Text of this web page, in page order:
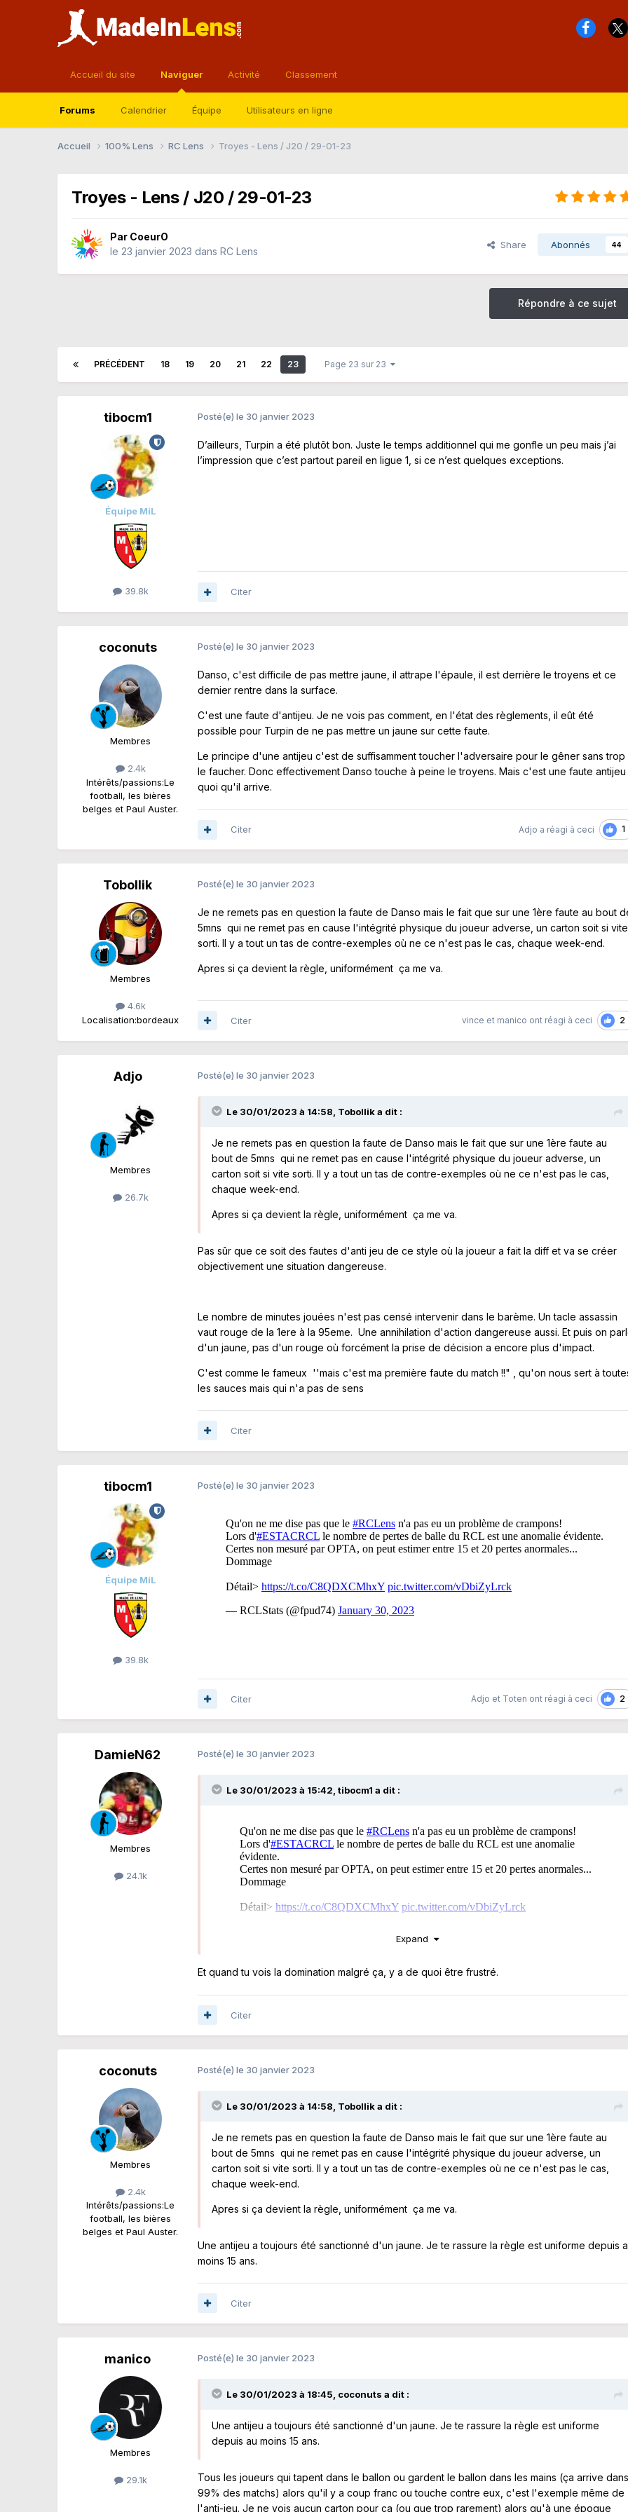
Accueil du site Naviguer
Forums Calendrier Équipe Utilisateurs en ligne
Activité Classement
Accueil 100% Lens RC Lens Troyes - Lens / J20 / 29-01-23
Troyes - Lens / J20 / 29-01-23
Par CoeurO
le 23 janvier 2023 dansRC Lens
Share Abonnés 44
Répondre à ce sujet
PRÉCÉDENT 18 19 20 21 22 23 Page 23 sur 23
tibocm1
Équipe MiL
39.8k
Posté(e)le 30 janvier 2023
D’ailleurs, Turpin a été plutôt bon. Juste le temps additionnel qui me gonfle un peu mais j’ai
l’impression que c’est partout pareil en ligue 1, si ce n’est quelques exceptions.
Citer
coconuts
Membres
2.4k
Intérêts/passions:Le
football, les bières
belges et Paul Auster.
Posté(e)le 30 janvier 2023
Danso, c'est difficile de pas mettre jaune, il attrape l'épaule, il est derrière le troyens et ce
dernier rentre dans la surface.
C'est une faute d'antijeu. Je ne vois pas comment, en l'état des règlements, il eût été
possible pour Turpin de ne pas mettre un jaune sur cette faute.
Le principe d'une antijeu c'est de suffisamment toucher l'adversaire pour le gêner sans trop
le faucher. Donc effectivement Danso touche à peine le troyens. Mais c'est une faute antijeu
quoi qu'il arrive.
Adjo a réagi à ceci 1
Citer
Tobollik
Membres
4.6k
Localisation:bordeaux
Posté(e)le 30 janvier 2023
Je ne remets pas en question la faute de Danso mais le fait que sur une 1ère faute au bout
5mns qui ne remet pas en cause l'intégrité physique du joueur adverse, un carton soit si vite
sorti. Il y a tout un tas de contre-exemples où ne ce n'est pas le cas, chaque week-end.
Apres si ça devient la règle, uniformément ça me va.
vince et manico ont réagi à ceci 2
Citer
Adjo
Membres
26.7k
Posté(e)le 30 janvier 2023
Le 30/01/2023 à 14:58, Tobollika dit :
Je ne remets pas en question la faute de Danso mais le fait que sur une 1ère faute au
bout de 5mns qui ne remet pas en cause l'intégrité physique du joueur adverse, un
carton soit si vite sorti. Il y a tout un tas de contre-exemples où ne ce n'est pas le cas,
chaque week-end.
Apres si ça devient la règle, uniformément ça me va.
Pas sûr que ce soit des fautes d'anti jeu de ce style où la joueur a fait la diff et va se créer
objectivement une situation dangereuse.
Le nombre de minutes jouées n'est pas censé intervenir dans le barème. Un tacle assassin
vaut rouge de la 1ere à la 95eme. Une annihilation d'action dangereuse aussi. Et puis on
d'un jaune, pas d'un rouge où forcément la prise de décision a encore plus d'impact.
C'est comme le fameux ''mais c'est ma première faute du match !!" , qu'on nous sert à
les sauces mais qui n'a pas de sens
Citer
tibocm1
Équipe MiL
39.8k
Posté(e)le 30 janvier 2023
Adjo et Toten ont réagi à ceci 2
Citer
DamieN62
Membres
24.1k
Posté(e)le 30 janvier 2023
Le 30/01/2023 à 15:42,tibocm1 a dit :
Expand
Et quand tu vois la domination malgré ça, y a de quoi être frustré.
Citer
coconuts
Membres
2.4k
Intérêts/passions:Le
football, les bières
belges et Paul Auster.
Posté(e)le 30 janvier 2023
Le 30/01/2023 à 14:58, Tobollika dit :
Je ne remets pas en question la faute de Danso mais le fait que sur une 1ère faute au
bout de 5mns qui ne remet pas en cause l'intégrité physique du joueur adverse, un
carton soit si vite sorti. Il y a tout un tas de contre-exemples où ne ce n'est pas le cas,
chaque week-end.
Apres si ça devient la règle, uniformément ça me va.
Une antijeu a toujours été sanctionné d'un jaune. Je te rassure la règle est uniforme depuis
moins 15 ans.
Citer
manico
Membres
29.1k
Posté(e)le 30 janvier 2023
Le 30/01/2023 à 18:45, coconuts a dit :
Une antijeu a toujours été sanctionné d'un jaune. Je te rassure la règle est uniforme
depuis au moins 15 ans.
Tous les joueurs qui tapent dans le ballon ou gardent le ballon dans les mains (ça arrive
99% des matchs) alors qu'il y a coup franc ou touche contre eux, c'est l'exemple même de
l'anti-jeu. Je ne vois aucun carton pour ça (ou que trop rarement) alors qu'à une époque